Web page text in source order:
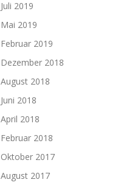
Juli 2019
Mai 2019
Februar 2019
Dezember 2018
August 2018
Juni 2018
April 2018
Februar 2018
Oktober 2017
August 2017